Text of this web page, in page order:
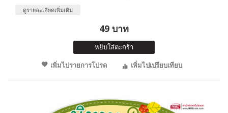
ดูรายละเอียดเพิ่มเติม
49 บาท
หยิบใส่ตะกร้า
เพิ่มไปรายการโปรด
เพิ่มไปเปรียบเทียบ